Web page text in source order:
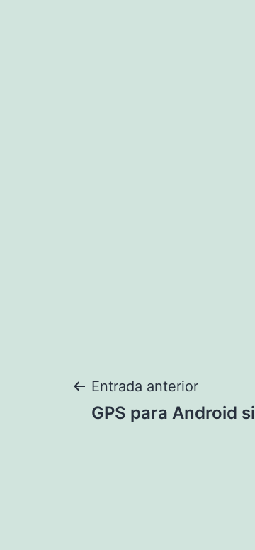
Navegación
Entrada anterior
GPS para Android